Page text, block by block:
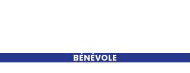
BÉNÉVOLE